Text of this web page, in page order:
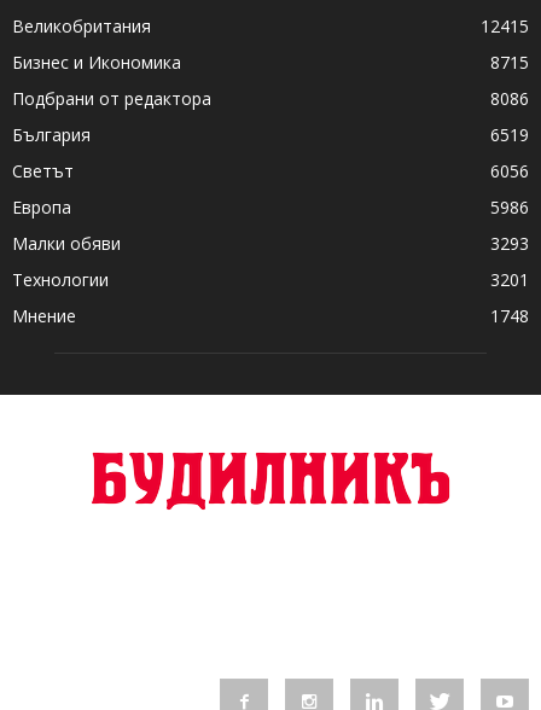
Великобритания
12415
Бизнес и Икономика
8715
Подбрани от редактора
8086
България
6519
Светът
6056
Европа
5986
Малки обяви
3293
Технологии
3201
Мнение
1748